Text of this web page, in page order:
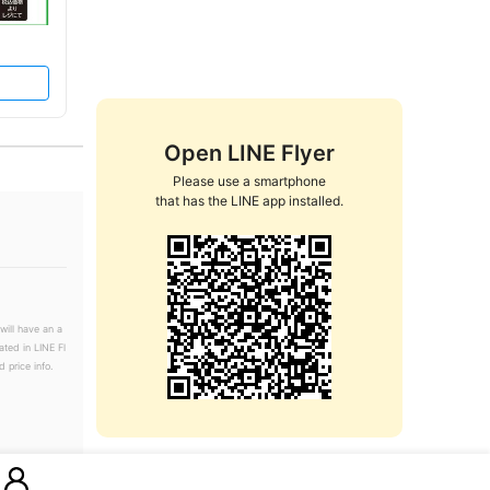
Open LINE Flyer
Please use a smartphone
that has the LINE app installed.
have an a
in LINE Fl
price info.